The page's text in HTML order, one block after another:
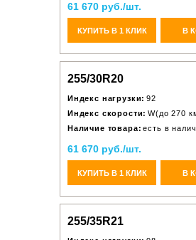
61 670 руб./шт.
КУПИТЬ В 1 КЛИК В
255/30R20
Индекс нагрузки: 92
Индекс скорости: W(до 270
Наличие товара: есть в
61 670 руб./шт.
КУПИТЬ В 1 КЛИК В
255/35R21